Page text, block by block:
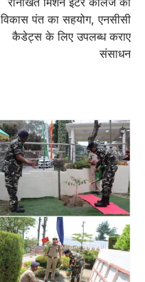
विकास पंत का सहयोग, एनसीसी
कैडेट्स के लिए उपलब्ध कराए
संसाधन